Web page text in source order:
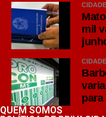
Como parte do
macrorregiões do
Dourados -, Costa
construído um
Porã e Campo
expandidos nos
cirurgias e exames de
mil
QUEM SOMOS